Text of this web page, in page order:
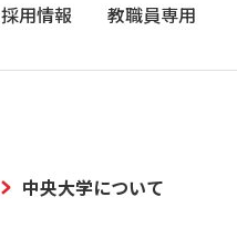
採用情報 教職員専用
中央大学について